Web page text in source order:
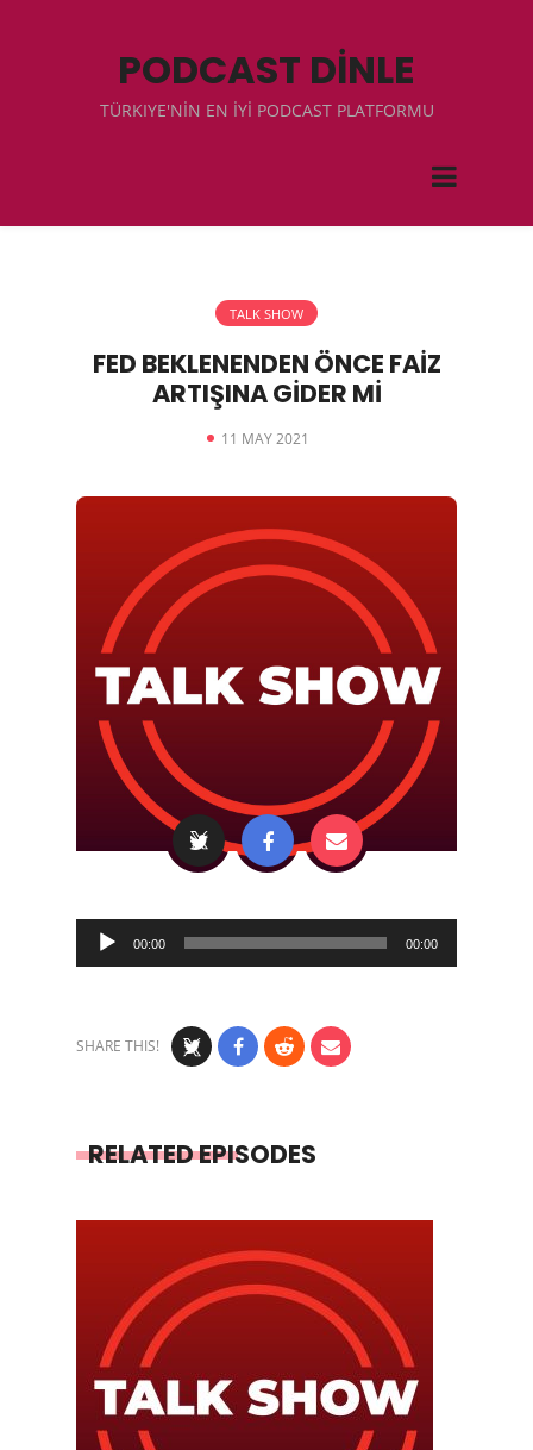
PODCAST DİNLE
TÜRKIYE'NİN EN İYİ PODCAST PLATFORMU
TALK SHOW
FED BEKLENENDEN ÖNCE FAİZ
ARTIŞINA GİDER Mİ
11 MAY 2021
Audio
Player
00:00 00:00
SHARE THIS!
RELATED EPISODES